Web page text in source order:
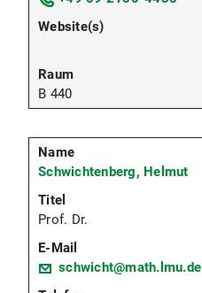
B 440
Schwichtenberg, Helmut
Prof. Dr.
schwicht@math.lmu.de